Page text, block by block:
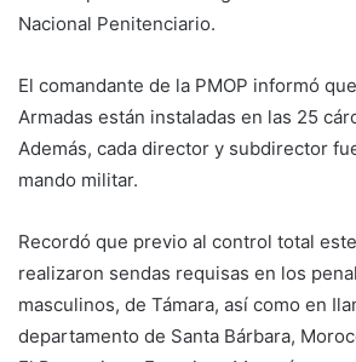
Nacional Penitenciario.
El comandante de la PMOP informó
Armadas están instaladas en las 25
Además, cada director y subdirector
mando militar.
Recordó que previo al control total
realizaron sendas requisas en los
masculinos, de Támara, así como en
departamento de Santa Bárbara,